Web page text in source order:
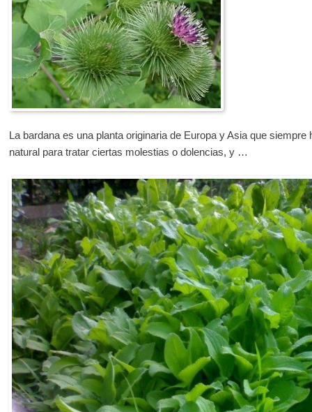
La bardana es una planta originaria de Europa y Asia que
natural para tratar ciertas molestias o dolencias, y …